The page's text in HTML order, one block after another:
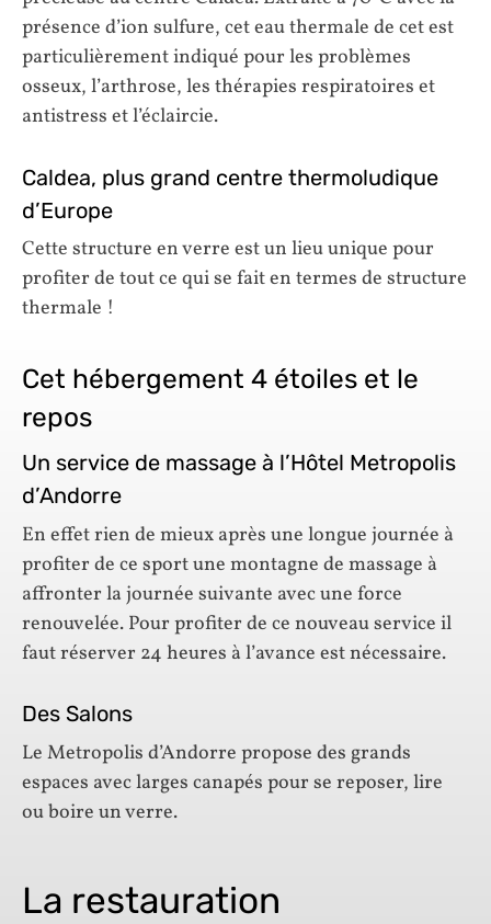
présence d’ion sulfure, cet eau thermale de cet est
particulièrement indiqué pour les problèmes
osseux, l’arthrose, les thérapies respiratoires et
antistress et l’éclaircie.
Caldea, plus grand centre thermoludique
d’Europe
Cette structure en verre est un lieu unique pour
profiter de tout ce qui se fait en termes de structure
thermale !
Cet hébergement 4 étoiles et le
repos
Un service de massage à l’Hôtel Metropolis
d’Andorre
En effet rien de mieux après une longue journée à
profiter de ce sport une montagne de massage à
affronter la journée suivante avec une force
renouvelée. Pour profiter de ce nouveau service il
faut réserver 24 heures à l’avance est nécessaire.
Des Salons
Le Metropolis d’Andorre propose des grands
espaces avec larges canapés pour se reposer, lire
ou boire un verre.
La restauration